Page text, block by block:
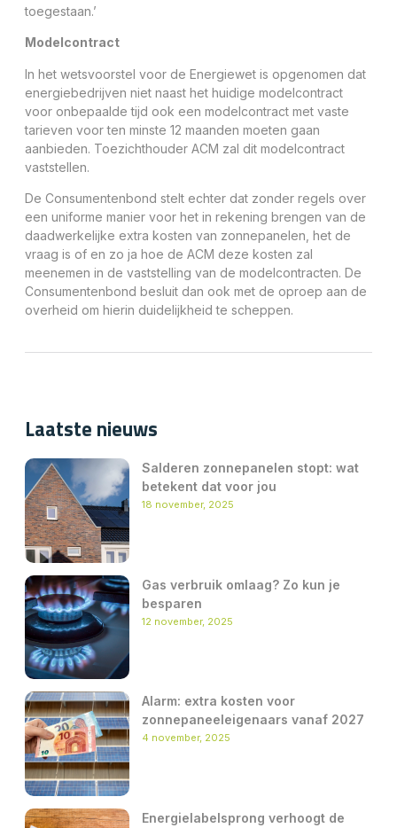
toegestaan.’
Modelcontract
In het wetsvoorstel voor de Energiewet is opgenomen dat
energiebedrijven niet naast het huidige modelcontract
voor onbepaalde tijd ook een modelcontract met vaste
tarieven voor ten minste 12 maanden moeten gaan
aanbieden. Toezichthouder ACM zal dit modelcontract
vaststellen.
De Consumentenbond stelt echter dat zonder regels over
een uniforme manier voor het in rekening brengen van de
daadwerkelijke extra kosten van zonnepanelen, het de
vraag is of en zo ja hoe de ACM deze kosten zal
meenemen in de vaststelling van de modelcontracten. De
Consumentenbond besluit dan ook met de oproep aan de
overheid om hierin duidelijkheid te scheppen.
Laatste nieuws
Salderen zonnepanelen stopt: wat
betekent dat voor jou
18 november, 2025
Gas verbruik omlaag? Zo kun je
besparen
12 november, 2025
Alarm: extra kosten voor
zonnepaneeleigenaars vanaf 2027
4 november, 2025
Energielabelsprong verhoogt de